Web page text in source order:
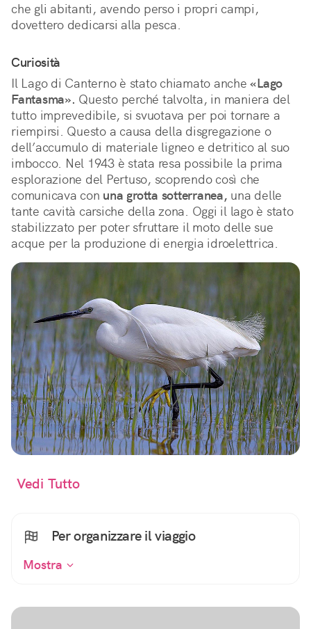
che gli abitanti, avendo perso i propri campi,
dovettero dedicarsi alla pesca.
Curiosità
Il Lago di Canterno è stato chiamato anche«Lago
Fantasma». Questo perché talvolta, in maniera del
tutto imprevedibile, si svuotava per poi tornare a
riempirsi. Questo a causa della disgregazione o
dell’accumulo di materiale ligneo e detritico al suo
imbocco. Nel 1943 è stata resa possibile la prima
esplorazione del Pertuso, scoprendo così che
comunicava con una grotta sotterranea, una delle
tante cavità carsiche della zona. Oggi il lago è stato
stabilizzato per poter sfruttare il moto delle sue
acque per la produzione di energia idroelettrica.
Vedi Tutto
Per organizzare il viaggio
Mostra